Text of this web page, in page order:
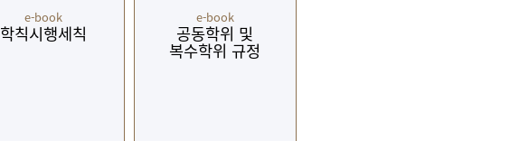
e-book
학칙시행세칙
e-book
공동학위 및
복수학위 규정